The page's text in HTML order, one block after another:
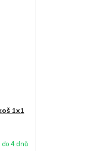
1x1
do 4 dnů